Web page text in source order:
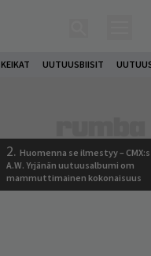
KEIKAT UUTUUSBIISIT
2. Huomenna se ilmestyy –
A.W. Yrjänän uutuusalbumi om
mammuttimainen kokonaisuus